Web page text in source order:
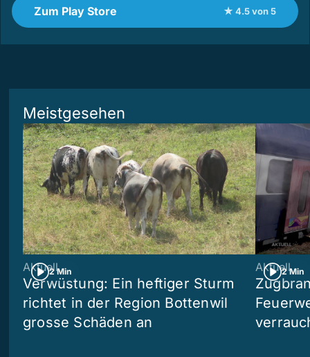
Zum Play Store ★ 4.5 von 5
Meistgesehen
2 Min
Aktuell
Verwüstung: Ein heftiger Sturm
richtet in der Region Bottenwil
grosse Schäden an
2 Min
Aktuell